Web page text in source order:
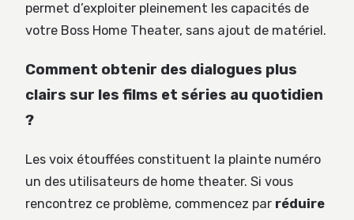
permet d’exploiter pleinement les capacités de
votre Boss Home Theater, sans ajout de matériel.
Comment obtenir des dialogues plus
clairs sur les films et séries au quotidien
?
Les voix étouffées constituent la plainte numéro
un des utilisateurs de home theater. Si vous
rencontrez ce problème, commencez par réduire